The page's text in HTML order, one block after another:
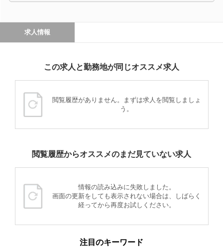
求人情報
この求人と勤務地が同じオススメ求人
閲覧履歴がありません。まずは求人を閲覧しましょ
う。
閲覧履歴からオススメのまだ見ていない求人
情報の読み込みに失敗しました。
画面の更新をしても表示されない場合は、しばらく
経ってから再度お試しください。
注目のキーワード